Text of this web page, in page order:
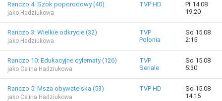
Ranczo 4: Szok poporodowy (40)
jako Hadziukowa
TVP HD
Pt 14.08
19:20
Ranczo 3: Wielkie odkrycie (32)
jako Hadziukowa
TVP
Polonia
So 15.08
2:15
Ranczo 10: Edukacyjne dylematy (126)
jako Celina Hadziukowa
TVP
Seriale
So 15.08
5:30
Ranczo 5: Msza obywatelska (53)
jako Celina Hadziukowa
TVP HD
So 15.08
14:15